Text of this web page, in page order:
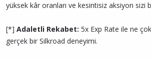
yüksek kâr oranları ve kesintisiz aksiyon sizi
[*] Adaletli Rekabet: 5x Exp Rate ile ne
gerçek bir Silkroad deneyimi.